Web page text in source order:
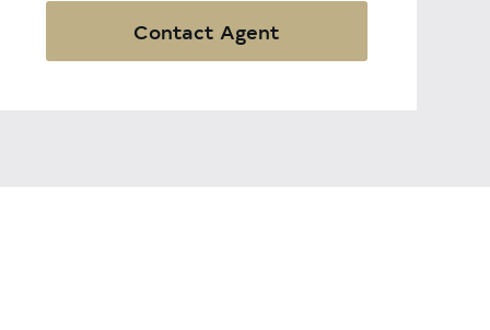
Contact Agent